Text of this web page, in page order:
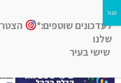
חדשות רמלה לוד, חדשות
לעדכונים שוטפים:*
שלנו
שישי בעיר